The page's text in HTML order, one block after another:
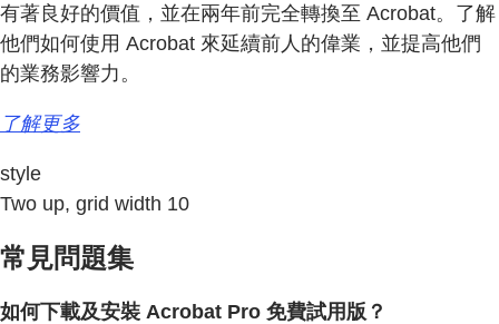
有著良好的價值，並在兩年前完全轉換至 Acrobat。了解
他們如何使用 Acrobat 來延續前人的偉業，並提高他們
的業務影響力。
了解更多
style
Two up, grid width 10
常見問題集
如何下載及安裝 Acrobat Pro 免費試用版？